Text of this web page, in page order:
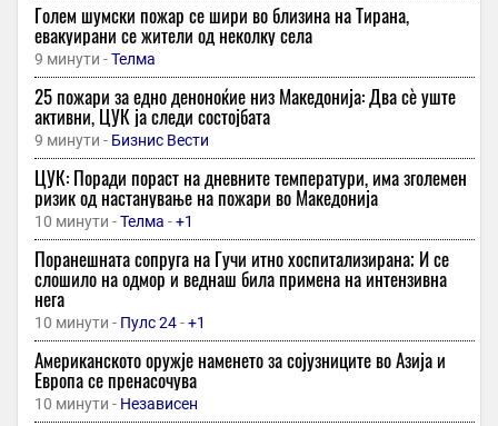
Голем шумски пожар се шири во близина на Тирана,
евакуирани се жители од неколку села
9 минути -Телма
25 пожари за едно деноноќие низ Македонија: Два сè уште
активни, ЦУК ја следи состојбата
9 минути - Бизнис Вести
ЦУК: Поради пораст на дневните температури, има зголемен
ризик од настанување на пожари во Македонија
10 минути -Телма -+1
Поранешната сопруга на Гучи итно хоспитализирана; И се
слошило на одмор и веднаш била примена на интензивна
нега
10 минути - Пулс 24-+1
Американското оружје наменето за сојузниците во Азија и
Европа се пренасочува
10 минути - Независен